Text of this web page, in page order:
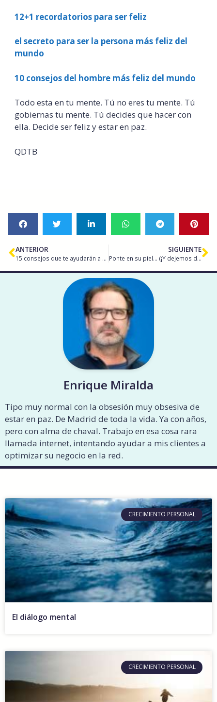
12+1 recordatorios para ser feliz
el secreto para ser la persona más feliz del
mundo
10 consejos del hombre más feliz del mundo
Todo esta en tu mente. Tú no eres tu mente. Tú
gobiernas tu mente. Tú decides que hacer con
ella. Decide ser feliz y estar en paz.
QDTB
ANTERIOR
15 consejos que te ayudarán a ser feliz
SIGUIENTE
Ponte en su piel… (¡Y dejemos de criticar!)
Enrique Miralda
Tipo muy normal con la obsesión muy obsesiva de
estar en paz. De Madrid de toda la vida. Ya con años,
pero con alma de chaval. Trabajo en esa cosa rara
llamada internet, intentando ayudar a mis clientes a
optimizar su negocio en la red.
CRECIMIENTO PERSONAL
El diálogo mental
CRECIMIENTO PERSONAL